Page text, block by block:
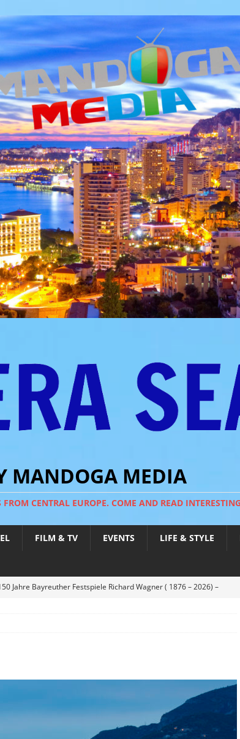
MANDOGA MEDIA
CENTRAL EUROPE. COME AND READ
FILM & TV EVENTS LIFE & STYLE
Jahre Bayreuther Festspiele Richard Wagner ( 1876 – 2026) –
des Themenbereichs Monaco mit der Fürstenfamilie,
weiteren prominenten Gästen im Europa-Park
TOURISMUS